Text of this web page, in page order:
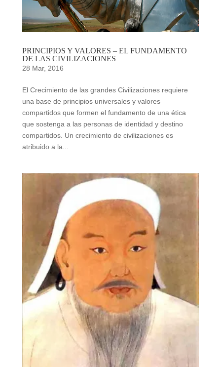
PRINCIPIOS Y VALORES – EL FUNDAMENTO
DE LAS CIVILIZACIONES
28 Mar, 2016
El Crecimiento de las grandes Civilizaciones requiere
una base de principios universales y valores
compartidos que formen el fundamento de una ética
que sostenga a las personas de identidad y destino
compartidos. Un crecimiento de civilizaciones es
atribuido a la...